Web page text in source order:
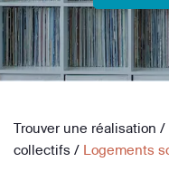
Trouver une réalisation /
collectifs / Logements